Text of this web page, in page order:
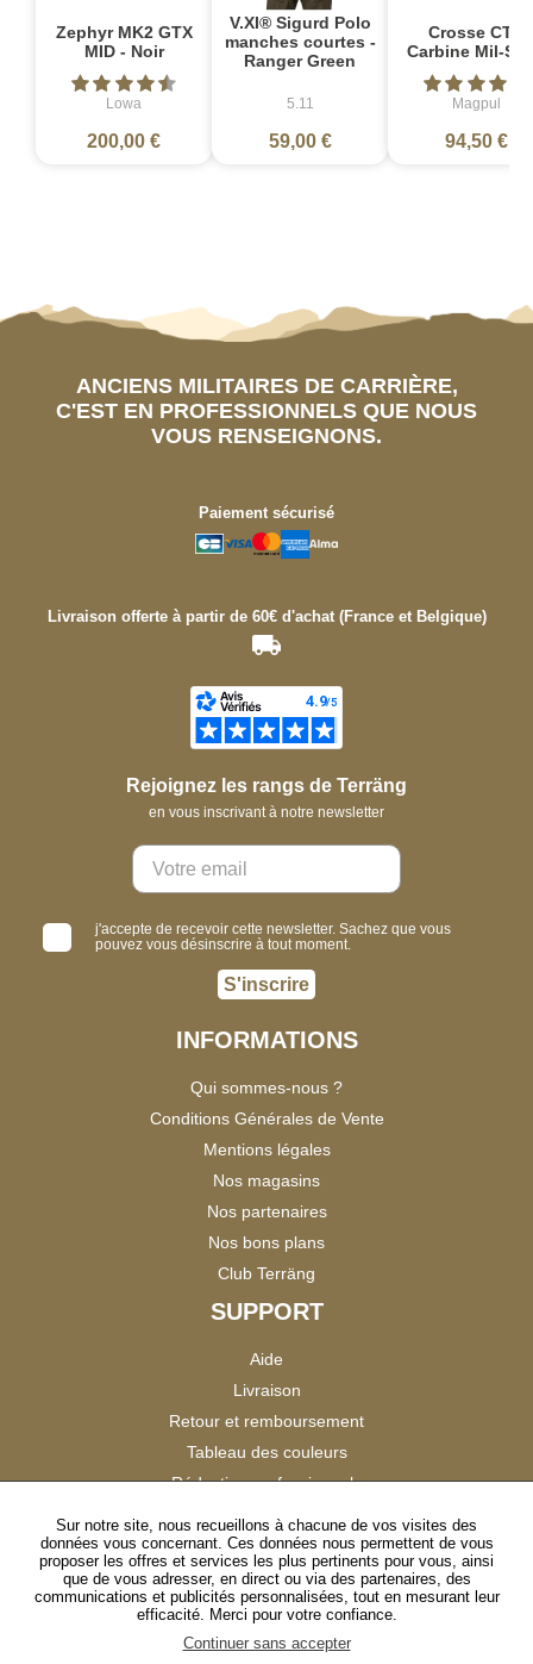
Zephyr MK2 GTX
MID - Noir
Lowa
200,00 €
V.XI® Sigurd Polo
manches courtes -
Ranger Green
5.11
59,00 €
Crosse CTR
Carbine Mil-
Magpul
94,50 €
ANCIENS MILITAIRES DE CARRIÈRE,
C'EST EN PROFESSIONNELS QUE NOUS
VOUS RENSEIGNONS.
Paiement sécurisé
Livraison offerte à partir de 60€ d'achat (France et Belgique)
Rejoignez les rangs de Terräng
en vous inscrivant à notre newsletter
j'accepte de recevoir cette newsletter. Sachez que vous
pouvez vous désinscrire à tout moment.
S'inscrire
INFORMATIONS
Qui sommes-nous ?
Conditions Générales de Vente
Mentions légales
Nos magasins
Nos partenaires
Nos bons plans
Club Terräng
SUPPORT
Aide
Livraison
Retour et remboursement
Tableau des couleurs
Réduction professionnels
Satisfaction Clients
SUIVEZ-NOUS
Sur notre site, nous recueillons à chacune de vos visites des
données vous concernant. Ces données nous permettent de vous
proposer les offres et services les plus pertinents pour vous, ainsi
que de vous adresser, en direct ou via des partenaires, des
communications et publicités personnalisées, tout en mesurant leur
efficacité. Merci pour votre confiance.
Continuer sans accepter